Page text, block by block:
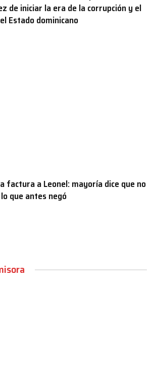
de iniciar la era de la corrupción y el
Estado dominicano
factura a Leonel: mayoría dice que no
que antes negó